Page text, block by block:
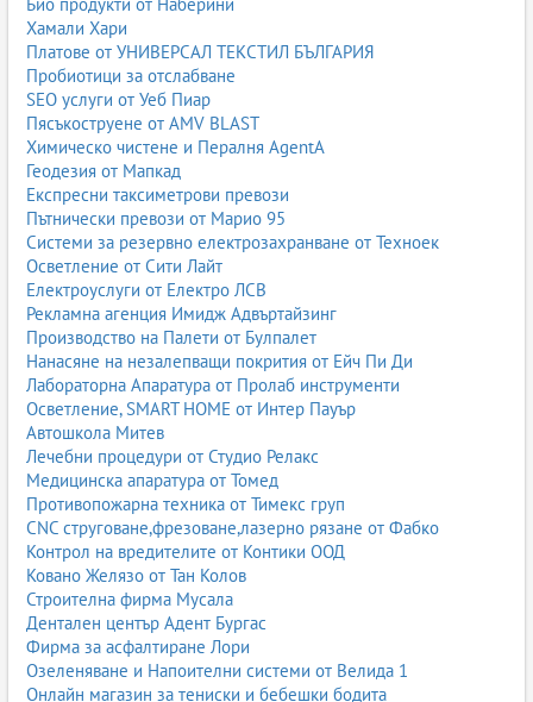
Хамали Хари
Платове от УНИВЕРСАЛ ТЕКСТИЛ БЪЛГАРИЯ
Пробиотици за отслабване
SEO услуги от Уеб Пиар
Пясъкоструене от AMV BLAST
Химическо чистене и Пералня AgentA
Геодезия от Мапкад
Експресни таксиметрови превози
Пътнически превози от Марио 95
Системи за резервно електрозахранване от Техноек
Осветление от Сити Лайт
Електроуслуги от Електро ЛСВ
Рекламна агенция Имидж Адвъртайзинг
Производство на Палети от Булпалет
Нанасяне на незалепващи покрития от Ейч Пи Ди
Лабораторна Апаратура от Пролаб инструменти
Осветление, SMART HOME от Интер Пауър
Автошкола Митев
Лечебни процедури от Студио Релакс
Медицинска апаратура от Томед
Противопожарна техника от Тимекс груп
CNC струговане,фрезоване,лазерно рязане от Фабко
Контрол на вредителите от Контики ООД
Ковано Желязо от Тан Колов
Строителна фирма Мусала
Дентален център Адент Бургас
Фирма за асфалтиране Лори
Озеленяване и Напоителни системи от Велида 1
Онлайн магазин за тениски и бебешки бодита